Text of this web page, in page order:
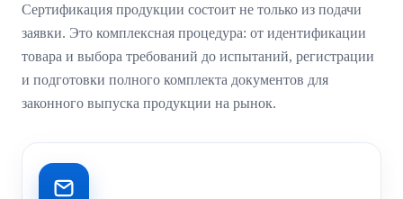
Сертификация продукции состоит не только из подачи
заявки. Это комплексная процедура: от идентификации
товара и выбора требований до испытаний, регистрации
и подготовки полного комплекта документов для
законного выпуска продукции на рынок.